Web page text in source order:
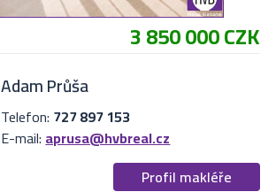
3 850 000 CZK
Adam Průša
Telefon: 727 897 153
E-mail:aprusa@hvbreal.cz
Profil makléře